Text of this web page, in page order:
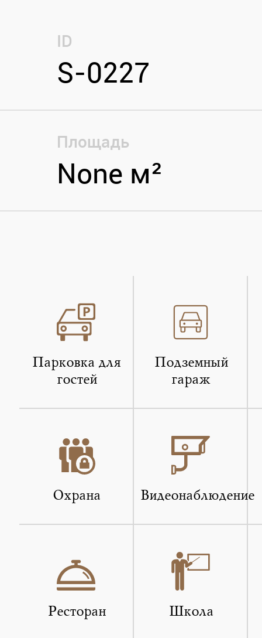
ID
S-0227
Площадь
None м²
Парковка для
гостей
Подземный
гараж
Охрана Видеонаблюдение
Ресторан Школа